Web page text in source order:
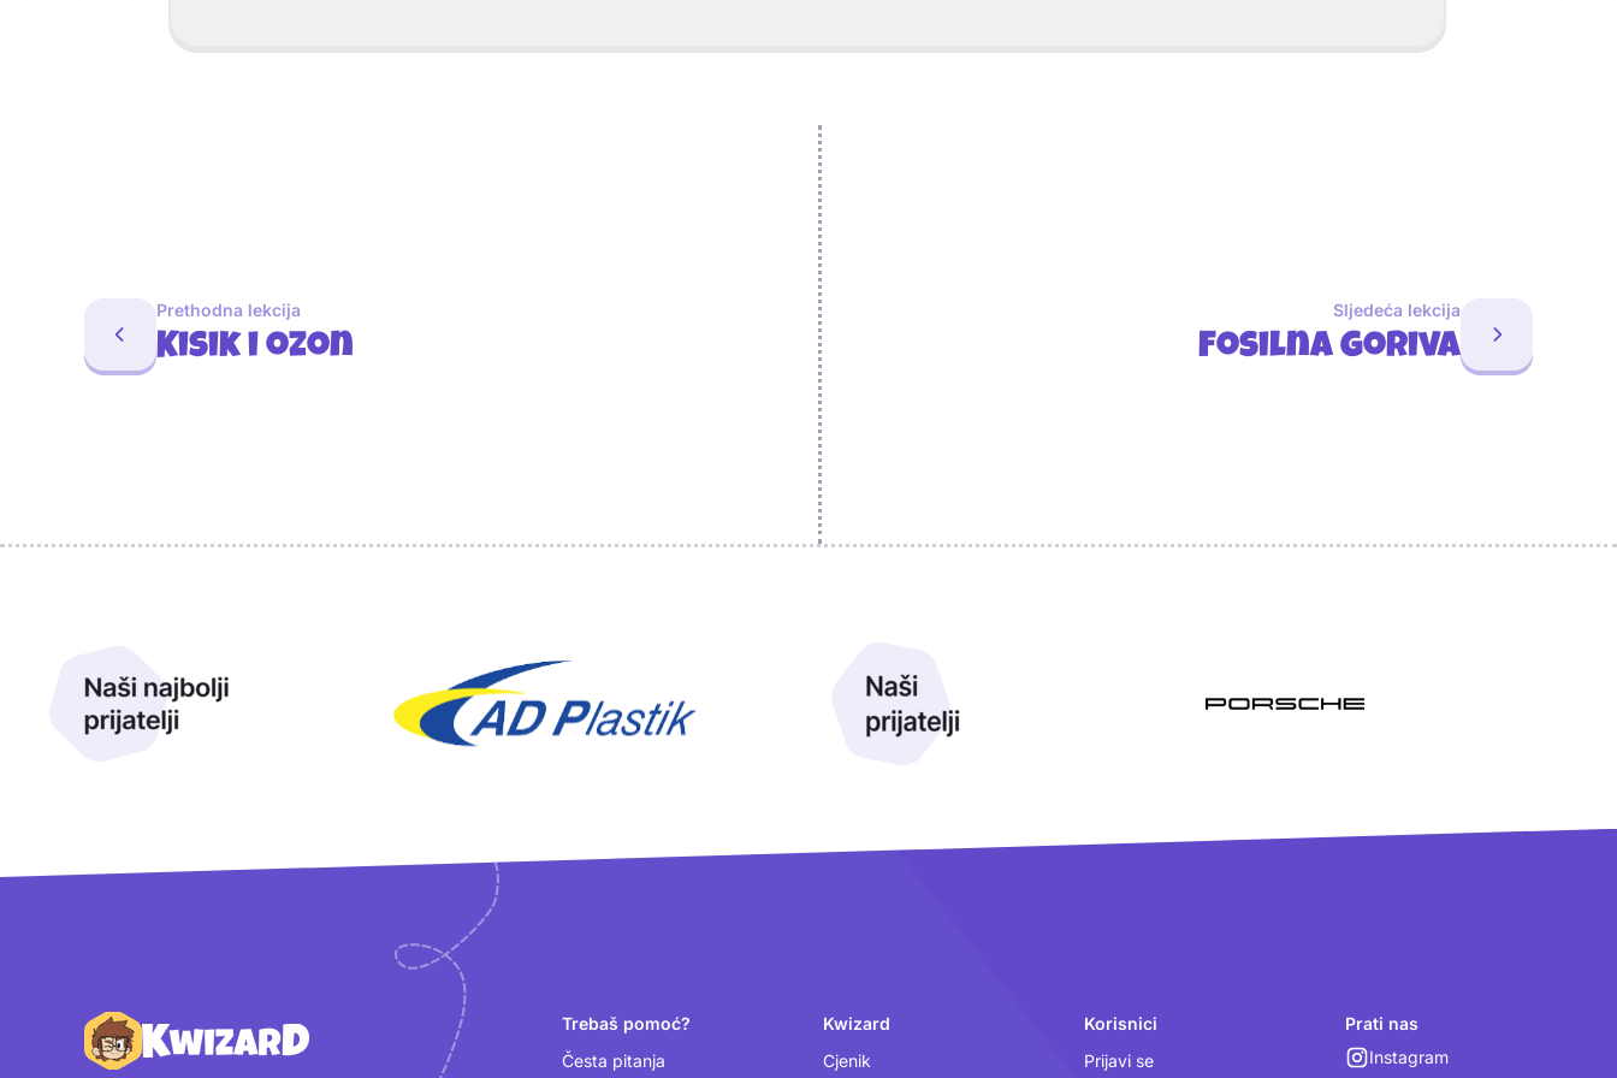
Prethodna lekcija
Kisik i ozon
Sljedeća lekcija
Fosilna goriva
Podnožje
Trebaš pomoć?
Česta pitanja
Kwizard
Cjenik
Korisnici
Prijavi se
Prati nas
Instagram